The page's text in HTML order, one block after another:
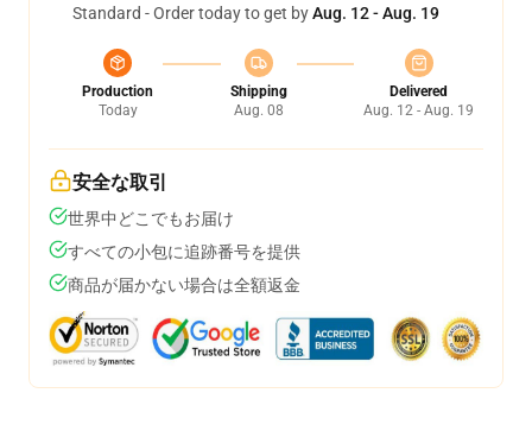
Standard - Order today to get byAug. 12 - Aug. 19
Production
Today
Shipping
Aug. 08
Delivered
Aug. 12 - Aug. 19
安全な取引
世界中どこでもお届け
すべての小包に追跡番号を提供
商品が届かない場合は全額返金